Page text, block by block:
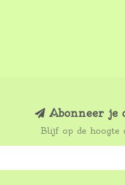
Abonneer je
Blijf op de hoogte